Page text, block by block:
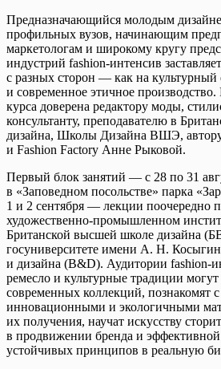
Предназначающийся молодым
профильных вузов, начинающим
маркетологам и широкому кругу
индустрий fashion-интенсив
с разных сторон — как на
и современное этичное производство.
курса доверена редактору моды,
консультанту, преподавателю в
дизайна, Школы Дизайна ВШЭ,
и Fashion Factory Анне Рыковой.
Первый блок занятий — с 28 по 31
в «Заповедном посольстве» парка
1 и 2 сентября — лекции поочередно
художественно-промышленном
Британской высшей школе дизайна
госуниверситете имени А. Н.
и дизайна (B&D). Аудитории fashion-
ремесло и культурные традиции могут
современных коллекций, познакомят
инновационными и экологичными
их получения, научат искусству
в продвижении бренда и
устойчивых принципов в реальную